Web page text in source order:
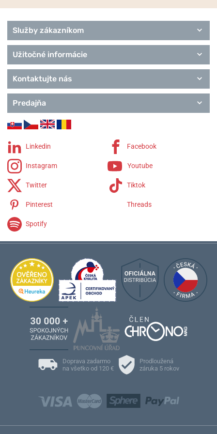
Pro Trek
Služby zákazníkom
Užitočné informácie
Kontaktujte nás
Predajňa
Linkedin Facebook
Instagram Youtube
Twitter Tiktok
Pinterest Threads
Spotify
Doprava zadarmo
na všetko od 120 €
Prodloužená
záruka 5 rokov